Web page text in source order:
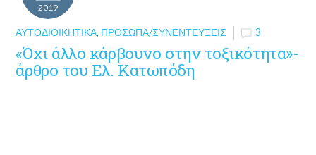
2019
ΑΥΤΟΔΙΟΙΚΗΤΙΚΆ, ΠΡΌΣΩΠΑ/ΣΥΝΕΝΤΕΎΞΕΙΣ 3
«Όχι άλλο κάρβουνο στην τοξικότητα»-
άρθρο του Ελ. Κατωπόδη